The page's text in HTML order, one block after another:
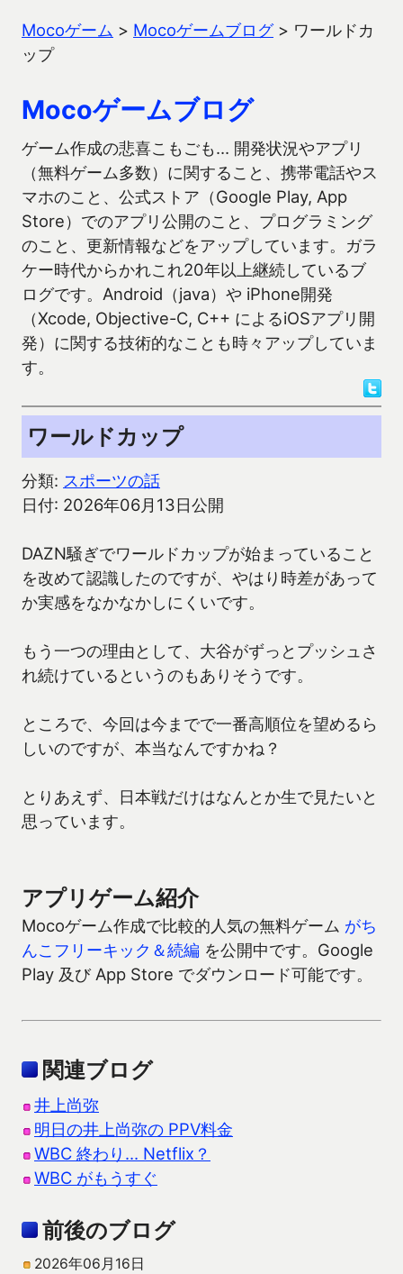
Mocoゲーム > Mocoゲームブログ> ワールドカ
ップ
Mocoゲームブログ
ゲーム作成の悲喜こもごも… 開発状況やアプリ
（無料ゲーム多数）に関すること、携帯電話やス
マホのこと、公式ストア（Google Play, App
Store）でのアプリ公開のこと、プログラミング
のこと、更新情報などをアップしています。ガラ
ケー時代からかれこれ20年以上継続しているブ
ログです。Android（java）や iPhone開発
（Xcode, Objective-C, C++ によるiOSアプリ開
発）に関する技術的なことも時々アップしていま
す。
ワールドカップ
分類: スポーツの話
日付: 2026年06月13日公開
DAZN騒ぎでワールドカップが始まっていること
を改めて認識したのですが、やはり時差があって
か実感をなかなかしにくいです。
もう一つの理由として、大谷がずっとプッシュさ
れ続けているというのもありそうです。
ところで、今回は今までで一番高順位を望めるら
しいのですが、本当なんですかね？
とりあえず、日本戦だけはなんとか生で見たいと
思っています。
アプリゲーム紹介
Mocoゲーム作成で比較的人気の無料ゲーム がち
んこフリーキック＆続編 を公開中です。Google
Play 及び App Store でダウンロード可能です。
関連ブログ
井上尚弥
明日の井上尚弥の PPV料金
WBC 終わり… Netflix？
WBC がもうすぐ
前後のブログ
2026年06月16日